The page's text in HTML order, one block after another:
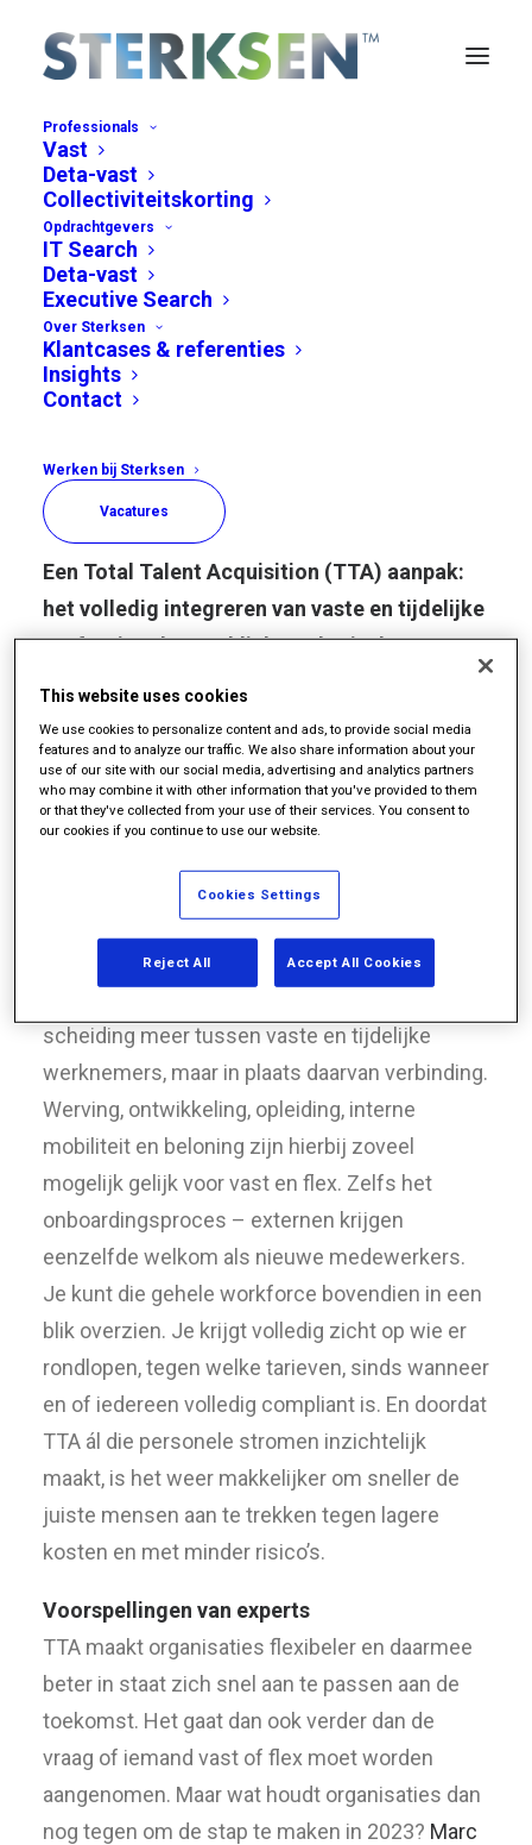
Professionals
Vast
Deta-vast
Collectiviteitskorting
Opdrachtgevers
IT Search
Deta-vast
Executive Search
Over Sterksen
Klantcases & referenties
Insights
Contact
Werken bij Sterksen
Vacatures
TTA in 2023: Breek
traditionele HR & Inkoop-
silo’s af
Een Total Talent Acquisition (TTA) aanpak:
het volledig integreren van vaste en tijdelijke
professionals. Het klinkt zo logisch. We
een handjevol organisaties in de Benelux die
hun workforce op deze manier hebben
ingericht. Terwijl TTA een oplossing is om de
schaarste op de arbeidsmarkt het hoofd te
bieden. Werven van talent op basis van skills
in plaats van contractvorm is de sleutel.
TTA is een aanpak voor het aan elkaar koppelen
scheiding meer tussen vaste en tijdelijke
werknemers, maar in plaats daarvan verbinding.
Werving, ontwikkeling, opleiding, interne
mobiliteit en beloning zijn hierbij zoveel
mogelijk gelijk voor vast en flex. Zelfs het
onboardingsproces – externen krijgen
eenzelfde welkom als nieuwe medewerkers.
Je kunt die gehele workforce bovendien in een
blik overzien. Je krijgt volledig zicht op wie er
rondlopen, tegen welke tarieven, sinds wanneer
en of iedereen volledig compliant is. En doordat
TTA ál die personele stromen inzichtelijk
maakt, is het weer makkelijker om sneller de
juiste mensen aan te trekken tegen lagere
kosten en met minder risico’s.
Voorspellingen van experts
TTA maakt organisaties flexibeler en daarmee
beter in staat zich snel aan te passen aan de
toekomst. Het gaat dan ook verder dan de
vraag of iemand vast of flex moet worden
aangenomen. Maar wat houdt organisaties dan
nog tegen om de stap te maken in 2023? Marc
This website uses cookies
We use cookies to personalize content and ads, to provide social media
features and to analyze our traffic. We also share information about your
use of our site with our social media, advertising and analytics partners
who may combine it with other information that you've provided to them
or that they've collected from your use of their services. You consent to
our cookies if you continue to use our website.
Cookies Settings
Reject All Accept All Cookies